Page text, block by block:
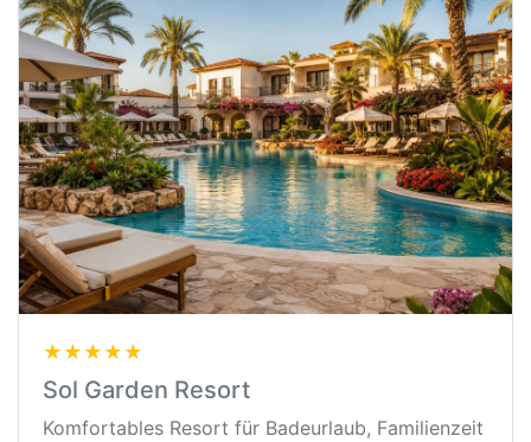
★★★★★
Sol Garden Resort
Komfortables Resort für Badeurlaub, Familienzeit